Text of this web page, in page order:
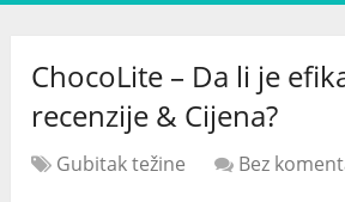
ChocoLite – Da li je
recenzije & Cijena?
Gubitak težine
Bez